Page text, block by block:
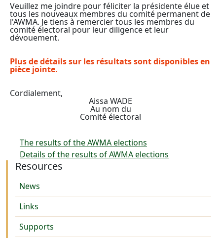
Veuillez me joindre pour féliciter la présidente élue et
tous les nouveaux membres du comité permanent de
l'AWMA. Je tiens à remercier tous les membres du
comité électoral pour leur diligence et leur
dévouement.
Plus de détails sur les résultats sont disponibles en
pièce jointe.
Cordialement,
Aissa WADE
Au nom du
Comité électoral
The results of the AWMA elections
Details of the results of AWMA elections
Resources
News
Links
Supports